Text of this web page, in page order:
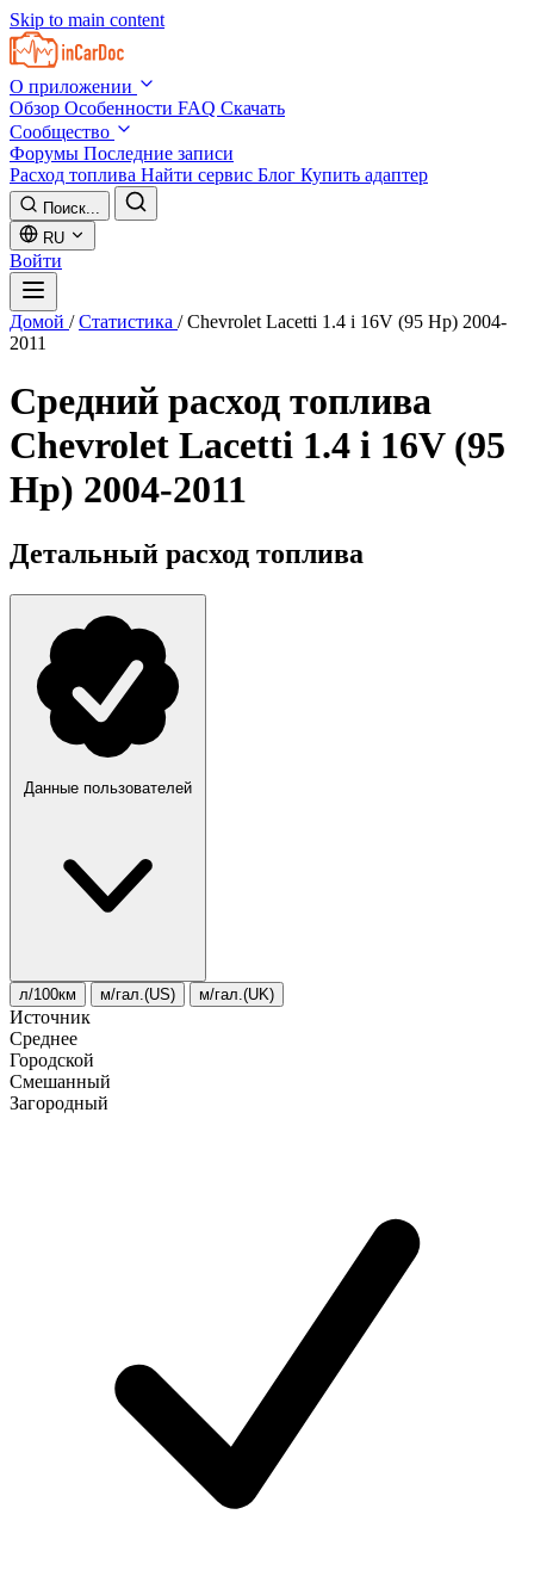
Skip to main content
О приложении
Обзор Особенности FAQ Скачать
Сообщество
Форумы Последние записи
Расход топлива Найти сервис Блог Купить адаптер
Поиск...
RU
Войти
Домой / Статистика / Chevrolet Lacetti 1.4 i 16V (95 Hp) 2004-
2011
Средний расход топлива
Chevrolet Lacetti 1.4 i 16V (95
Hp) 2004-2011
Детальный расход топлива
Данные пользователей
л/100км м/гал.(US) м/гал.(UK)
Источник
Среднее
Городской
Смешанный
Загородный